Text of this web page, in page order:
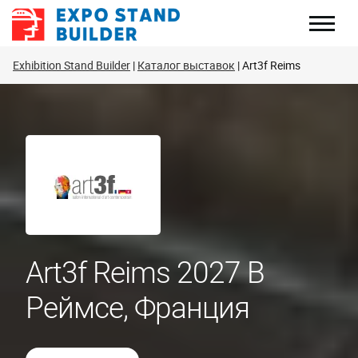
Перейти
Exhibition Stand Builder Каталог выставок Art3f Reims
Art3f Reims 2027 В
Реймсе, Франция